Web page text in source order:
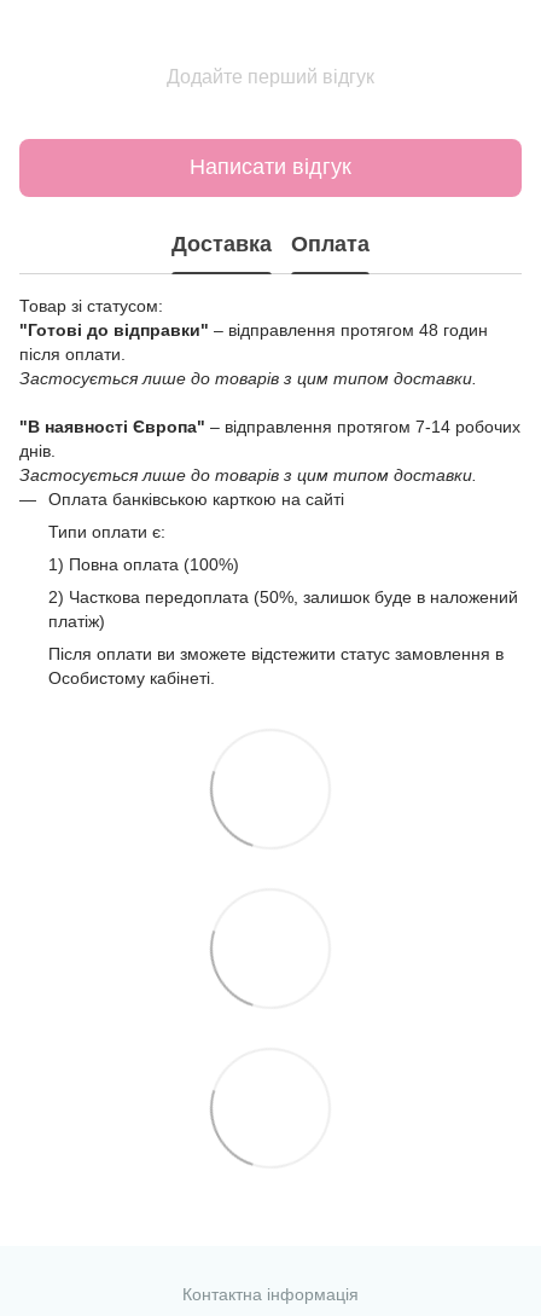
Додайте перший відгук
Написати відгук
Доставка Оплата
Товар зі статусом:
"Готові до відправки" – відправлення протягом 48 годин
після оплати.
Застосується лише до товарів з цим типом доставки.
"В наявності Європа" – відправлення протягом 7-14 робочих
днів.
Застосується лише до товарів з цим типом доставки.
Оплата банківською карткою на сайті
Типи оплати є:
1) Повна оплата (100%)
2) Часткова передоплата (50%, залишок буде в наложений
платіж)
Після оплати ви зможете відстежити статус замовлення в
Особистому кабінеті.
Контактна інформація